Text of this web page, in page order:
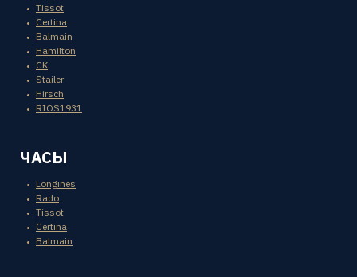
Tissot
Certina
Balmain
Hamilton
CK
Stailer
Hirsch
RIOS1931
ЧАСЫ
Longines
Rado
Tissot
Certina
Balmain